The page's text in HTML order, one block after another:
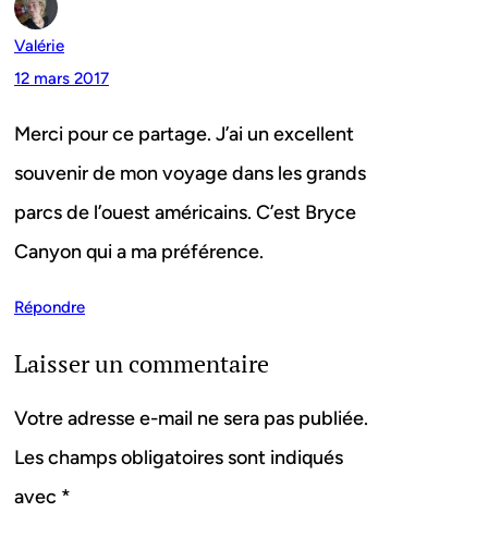
Valérie
12 mars 2017
Merci pour ce partage. J’ai un excellent
souvenir de mon voyage dans les grands
parcs de l’ouest américains. C’est Bryce
Canyon qui a ma préférence.
Répondre
Laisser un commentaire
Votre adresse e-mail ne sera pas publiée.
Les champs obligatoires sont indiqués
avec *